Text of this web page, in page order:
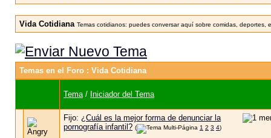
Vida Cotidiana Temas cotidianos: puedes conversar aquí sobre comidas,
Temas en el Foro : Vida Cotidiana
Tema/ Iniciador del Tema
Fijo: ¿Cuál es la mejor forma de denunciar la
pornografía infantil? ( 1 2 3 4)